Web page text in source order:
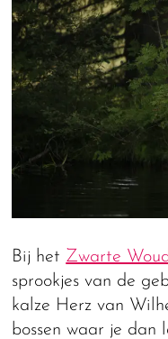
Bij het Zwarte Woud
sprookjes van de
kalze Herz van
bossen waar je dan